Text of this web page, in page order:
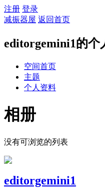
注册 登录
减振器屋 返回首页
editorgemini1的个
空间首页
主题
个人资料
相册
没有可浏览的列表
editorgemini1